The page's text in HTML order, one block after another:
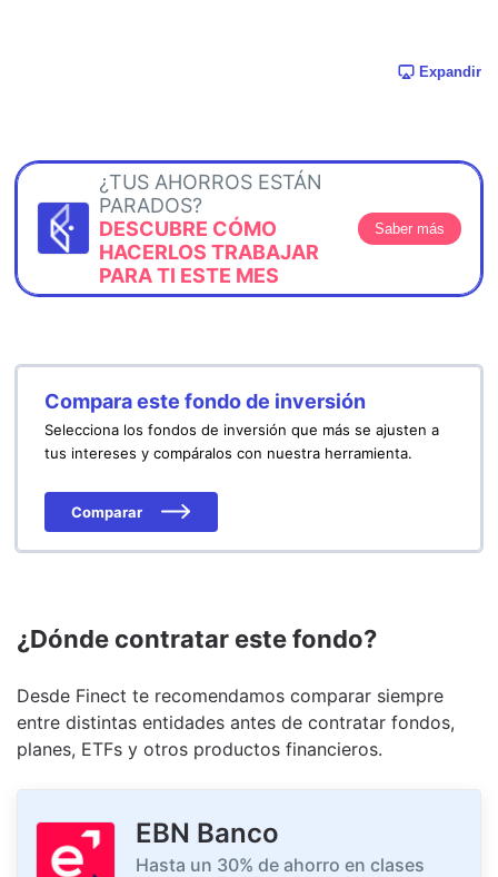
Expandir
¿TUS AHORROS ESTÁN
PARADOS?
DESCUBRE CÓMO
HACERLOS TRABAJAR
PARA TI ESTE MES
Saber más
Compara este fondo de inversión
Selecciona los fondos de inversión que más se ajusten a
tus intereses y compáralos con nuestra herramienta.
Comparar
¿Dónde contratar este fondo?
Desde Finect te recomendamos comparar siempre
entre distintas entidades antes de contratar fondos,
planes, ETFs y otros productos financieros.
EBN Banco
Hasta un 30% de ahorro en clases